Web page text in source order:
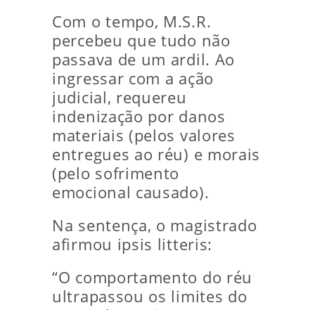
Com o tempo, M.S.R.
percebeu que tudo não
passava de um ardil. Ao
ingressar com a ação
judicial, requereu
indenização por danos
materiais (pelos valores
entregues ao réu) e morais
(pelo sofrimento
emocional causado).
Na sentença, o magistrado
afirmou ipsis litteris:
“O comportamento do réu
ultrapassou os limites do